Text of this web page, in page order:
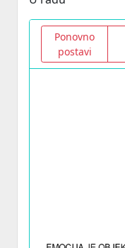
Ponovno
postavi